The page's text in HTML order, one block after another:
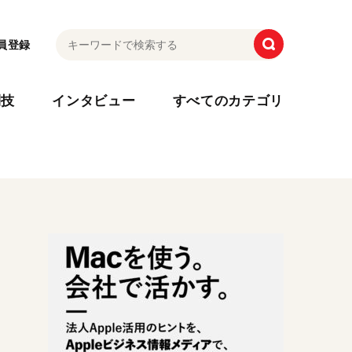
登録
インタビュー すべてのカテゴリ